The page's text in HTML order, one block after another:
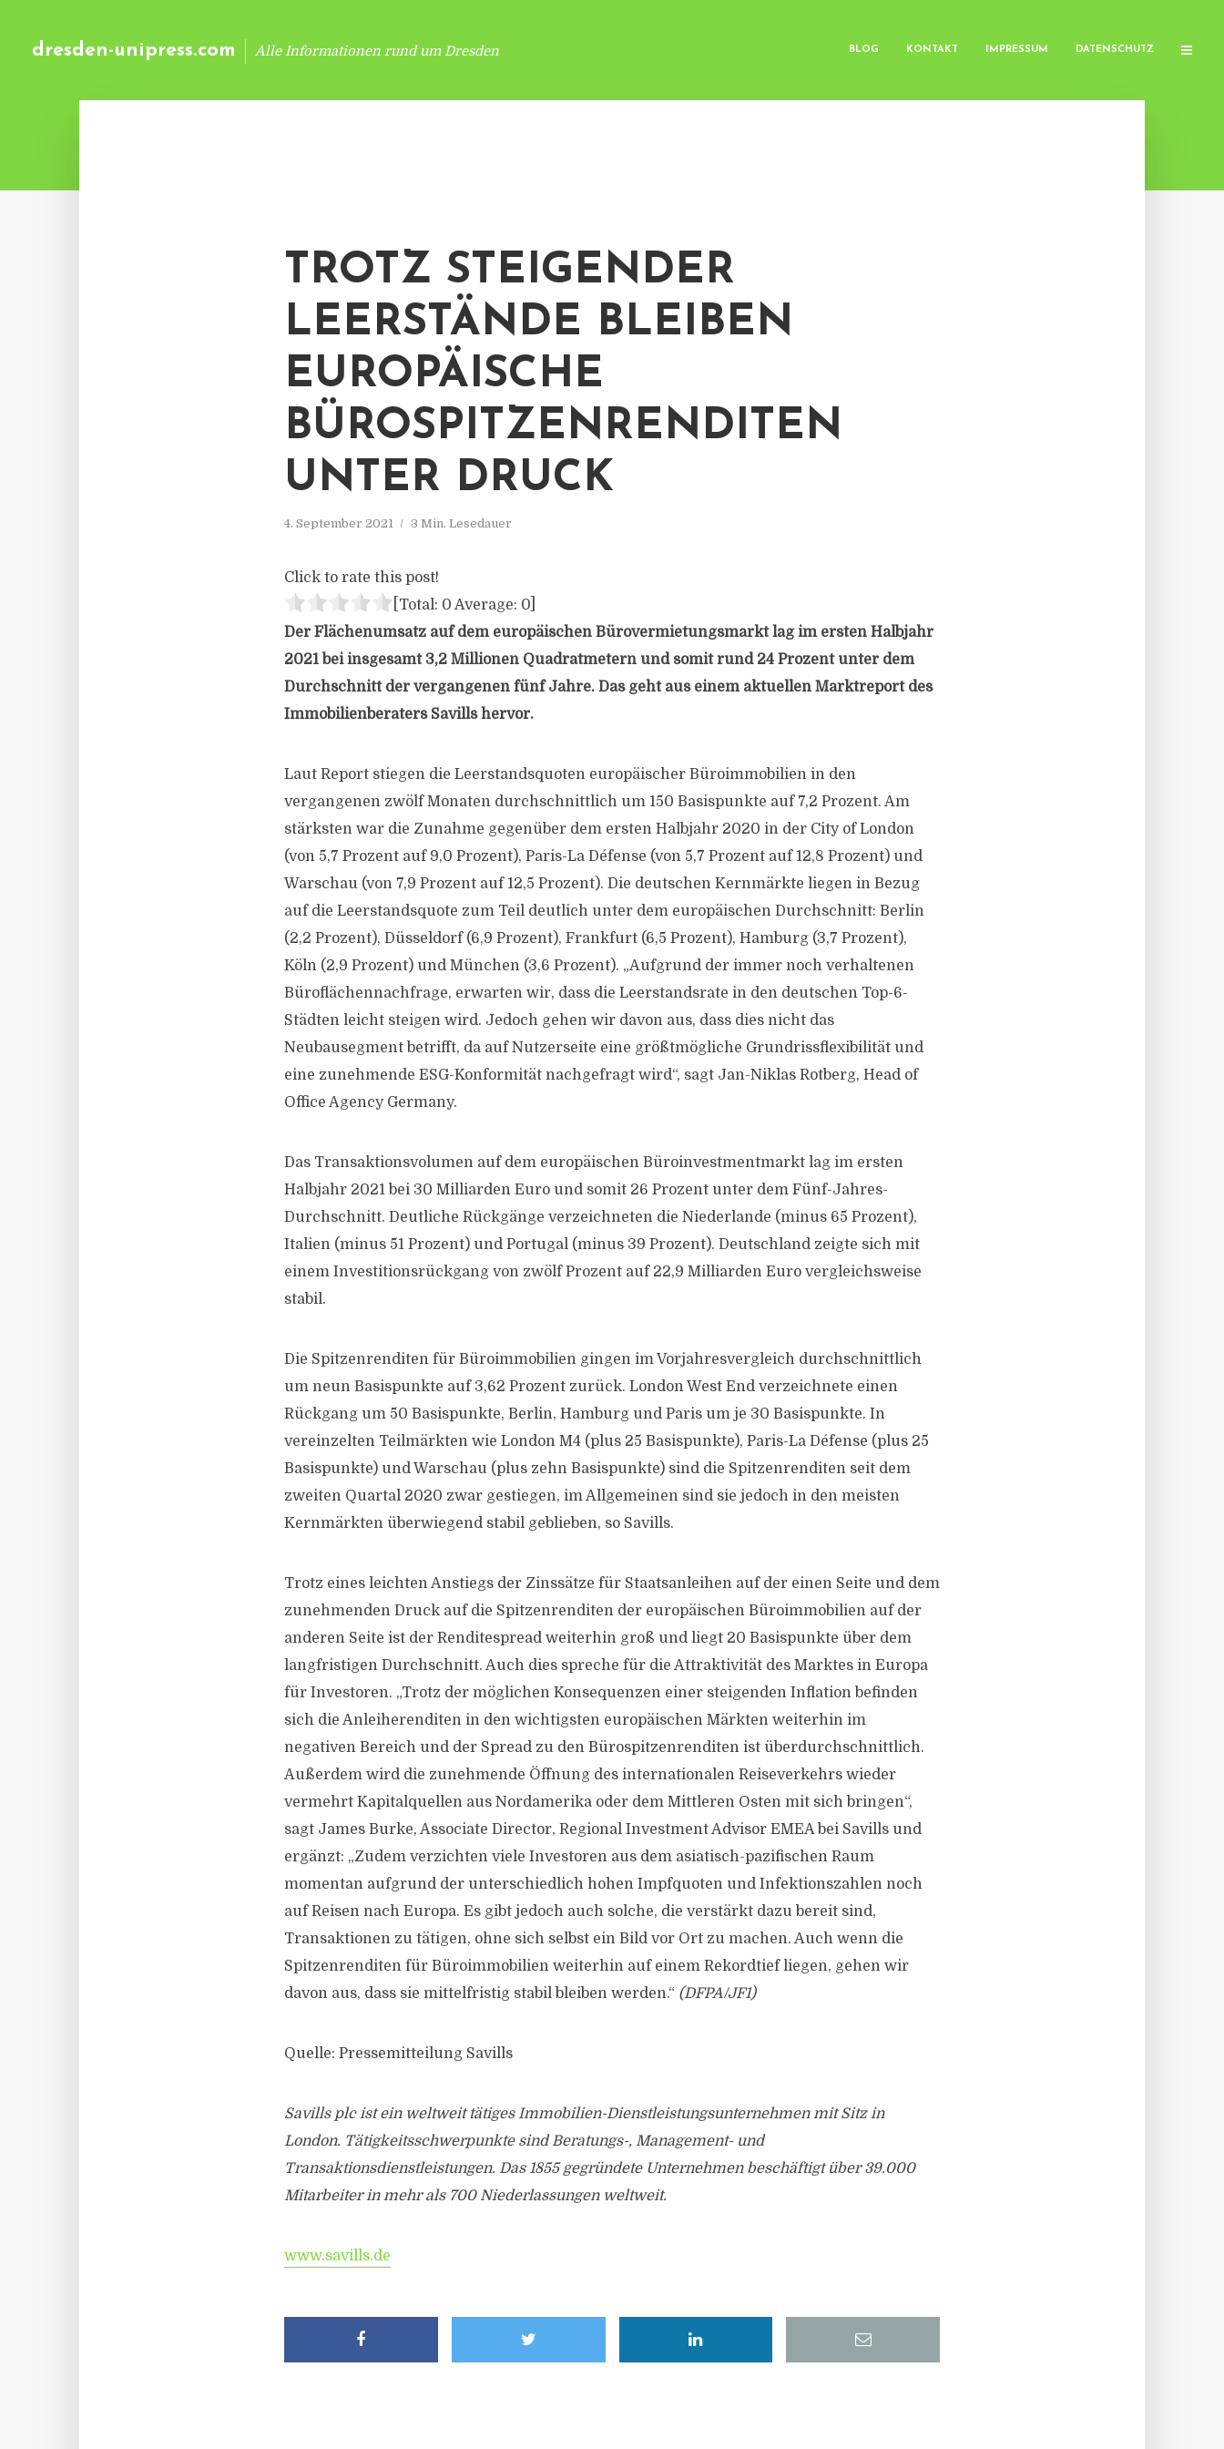
dresden-unipress.com Alle Informationen rund um Dresden BLOG KONTAKT IMPRESSUM DATENSCHUTZ
TROTZ STEIGENDER
LEERSTÄNDE BLEIBEN
EUROPÄISCHE
BÜROSPITZENRENDITEN
UNTER DRUCK
4. September 2021 3 Min. Lesedauer
Click to rate this post!
[Total: 0 Average: 0
Der Flächenumsatz auf dem europäischen Bürovermietungsmarkt lag im ersten Halbjahr
2021 bei insgesamt 3,2 Millionen Quadratmetern und somit rund 24 Prozent unter dem
Durchschnitt der vergangenen fünf Jahre. Das geht aus einem aktuellen Marktreport des
Immobilienberaters Savills hervor.
Laut Report stiegen die Leerstandsquoten europäischer Büroimmobilien in den
vergangenen zwölf Monaten durchschnittlich um 150 Basispunkte auf 7,2 Prozent. Am
stärksten war die Zunahme gegenüber dem ersten Halbjahr 2020 in der City of London
(von 5,7 Prozent auf 9,0 Prozent), Paris-La Défense (von 5,7 Prozent auf 12,8 Prozent) und
Warschau (von 7,9 Prozent auf 12,5 Prozent). Die deutschen Kernmärkte liegen in Bezug
auf die Leerstandsquote zum Teil deutlich unter dem europäischen Durchschnitt: Berlin
(2,2 Prozent), Düsseldorf (6,9 Prozent), Frankfurt (6,5 Prozent), Hamburg (3,7 Prozent),
Köln (2,9 Prozent) und München (3,6 Prozent). „Aufgrund der immer noch verhaltenen
Büroflächennachfrage, erwarten wir, dass die Leerstandsrate in den deutschen Top-6-
Städten leicht steigen wird. Jedoch gehen wir davon aus, dass dies nicht das
Neubausegment betrifft, da auf Nutzerseite eine größtmögliche Grundrissflexibilität und
eine zunehmende ESG-Konformität nachgefragt wird“, sagt Jan-Niklas Rotberg, Head of
Office Agency Germany.
Das Transaktionsvolumen auf dem europäischen Büroinvestmentmarkt lag im ersten
Halbjahr 2021 bei 30 Milliarden Euro und somit 26 Prozent unter dem Fünf-Jahres-
Durchschnitt. Deutliche Rückgänge verzeichneten die Niederlande (minus 65 Prozent),
Italien (minus 51 Prozent) und Portugal (minus 39 Prozent). Deutschland zeigte sich mit
einem Investitionsrückgang von zwölf Prozent auf 22,9 Milliarden Euro vergleichsweise
stabil.
Die Spitzenrenditen für Büroimmobilien gingen im Vorjahresvergleich durchschnittlich
um neun Basispunkte auf 3,62 Prozent zurück. London West End verzeichnete einen
Rückgang um 50 Basispunkte, Berlin, Hamburg und Paris um je 30 Basispunkte. In
vereinzelten Teilmärkten wie London M4 (plus 25 Basispunkte), Paris-La Défense (plus 25
Basispunkte) und Warschau (plus zehn Basispunkte) sind die Spitzenrenditen seit dem
zweiten Quartal 2020 zwar gestiegen, im Allgemeinen sind sie jedoch in den meisten
Kernmärkten überwiegend stabil geblieben, so Savills.
Trotz eines leichten Anstiegs der Zinssätze für Staatsanleihen auf der einen Seite und dem
zunehmenden Druck auf die Spitzenrenditen der europäischen Büroimmobilien auf der
anderen Seite ist der Renditespread weiterhin groß und liegt 20 Basispunkte über dem
langfristigen Durchschnitt. Auch dies spreche für die Attraktivität des Marktes in Europa
für Investoren. „Trotz der möglichen Konsequenzen einer steigenden Inflation befinden
sich die Anleiherenditen in den wichtigsten europäischen Märkten weiterhin im
negativen Bereich und der Spread zu den Bürospitzenrenditen ist überdurchschnittlich.
Außerdem wird die zunehmende Öffnung des internationalen Reiseverkehrs wieder
vermehrt Kapitalquellen aus Nordamerika oder dem Mittleren Osten mit sich bringen“,
sagt James Burke, Associate Director, Regional Investment Advisor EMEA bei Savills und
ergänzt: „Zudem verzichten viele Investoren aus dem asiatisch-pazifischen Raum
momentan aufgrund der unterschiedlich hohen Impfquoten und Infektionszahlen noch
auf Reisen nach Europa. Es gibt jedoch auch solche, die verstärkt dazu bereit sind,
Transaktionen zu tätigen, ohne sich selbst ein Bild vor Ort zu machen. Auch wenn die
Spitzenrenditen für Büroimmobilien weiterhin auf einem Rekordtief liegen, gehen wir
davon aus, dass sie mittelfristig stabil bleiben werden.“ (DFPA/JF1)
Quelle: Pressemitteilung Savills
Savills plc ist ein weltweit tätiges Immobilien-Dienstleistungsunternehmen mit Sitz in
London. Tätigkeitsschwerpunkte sind Beratungs-, Management- und
Transaktionsdienstleistungen. Das 1855 gegründete Unternehmen beschäftigt über 39.000
Mitarbeiter in mehr als 700 Niederlassungen weltweit.
www.savills.de